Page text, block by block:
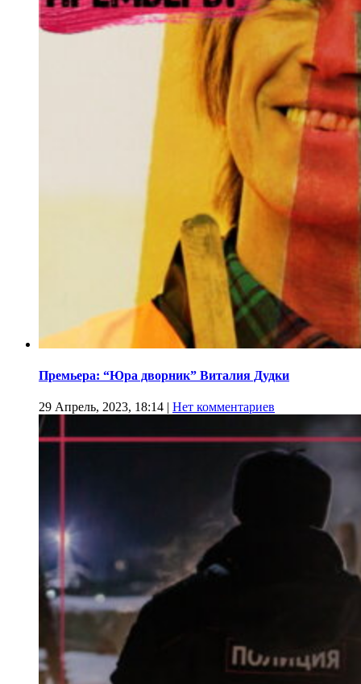
Премьера: “Юра дворник” Виталия Дудки
29 Апрель, 2023, 18:14 | Нет комментариев